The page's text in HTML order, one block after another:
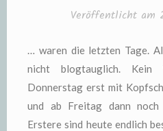
Veröffentlicht am
… waren die letzten Tage.
nicht blogtauglich.
Donnerstag erst mit
und ab Freitag dann noch
Erstere sind heute endlich